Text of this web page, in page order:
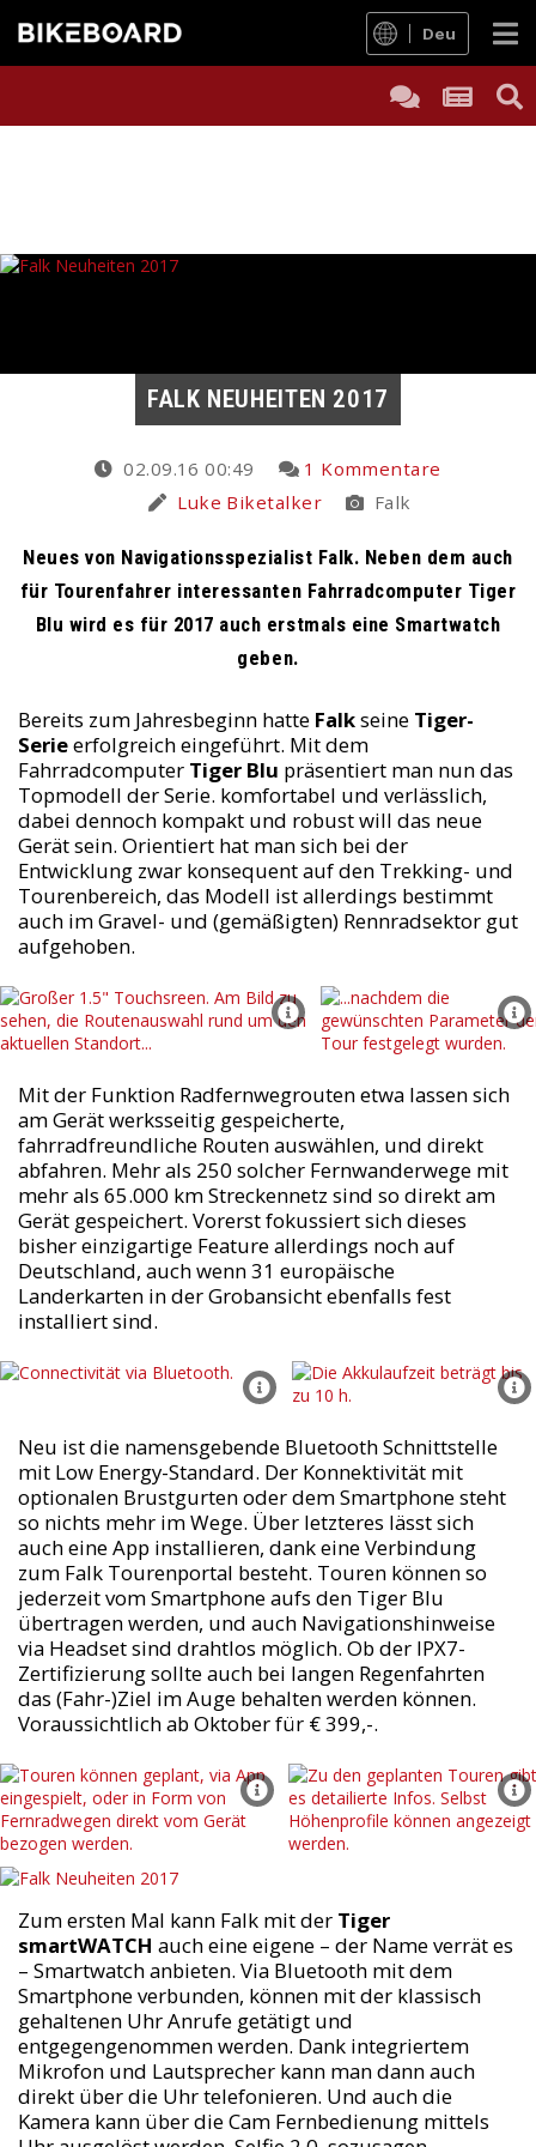
Deu
FALK NEUHEITEN 2017
02.09.16 00:49
1 Kommentare
Luke Biketalker
Falk
Neues von Navigationsspezialist Falk. Neben dem auch
für Tourenfahrer interessanten Fahrradcomputer Tiger
Blu wird es für 2017 auch erstmals eine Smartwatch
geben.
Bereits zum Jahresbeginn hatte Falkseine Tiger-
Serieerfolgreich eingeführt. Mit dem
Fahrradcomputer Tiger Blu präsentiert man nun das
Topmodell der Serie. komfortabel und verlässlich,
dabei dennoch kompakt und robust will das neue
Gerät sein. Orientiert hat man sich bei der
Entwicklung zwar konsequent auf den Trekking- und
Tourenbereich, das Modell ist allerdings bestimmt
auch im Gravel- und (gemäßigten) Rennradsektor gut
aufgehoben.
Mit der Funktion Radfernwegrouten etwa lassen sich
am Gerät werksseitig gespeicherte,
fahrradfreundliche Routen auswählen, und direkt
abfahren. Mehr als 250 solcher Fernwanderwege mit
mehr als 65.000 km Streckennetz sind so direkt am
Gerät gespeichert. Vorerst fokussiert sich dieses
bisher einzigartige Feature allerdings noch auf
Deutschland, auch wenn 31 europäische
Landerkarten in der Grobansicht ebenfalls fest
installiert sind.
Neu ist die namensgebende Bluetooth Schnittstelle
mit Low Energy-Standard. Der Konnektivität mit
optionalen Brustgurten oder dem Smartphone steht
so nichts mehr im Wege. Über letzteres lässt sich
auch eine App installieren, dank eine Verbindung
zum Falk Tourenportal besteht. Touren können so
jederzeit vom Smartphone aufs den Tiger Blu
übertragen werden, und auch Navigationshinweise
via Headset sind drahtlos möglich. Ob der IPX7-
Zertifizierung sollte auch bei langen Regenfahrten
das (Fahr-)Ziel im Auge behalten werden können.
Voraussichtlich ab Oktober für € 399,-.
Zum ersten Mal kann Falk mit der Tiger
smartWATCH auch eine eigene – der Name verrät es
– Smartwatch anbieten. Via Bluetooth mit dem
Smartphone verbunden, können mit der klassisch
gehaltenen Uhr Anrufe getätigt und
entgegengenommen werden. Dank integriertem
Mikrofon und Lautsprecher kann man dann auch
direkt über die Uhr telefonieren. Und auch die
Kamera kann über die Cam Fernbedienung mittels